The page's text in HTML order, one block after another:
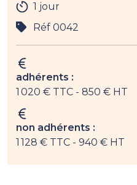
1 jour
Réf 0042
adhérents :
1 020 € TTC - 850 € HT
non adhérents :
1 128 € TTC - 940 € HT